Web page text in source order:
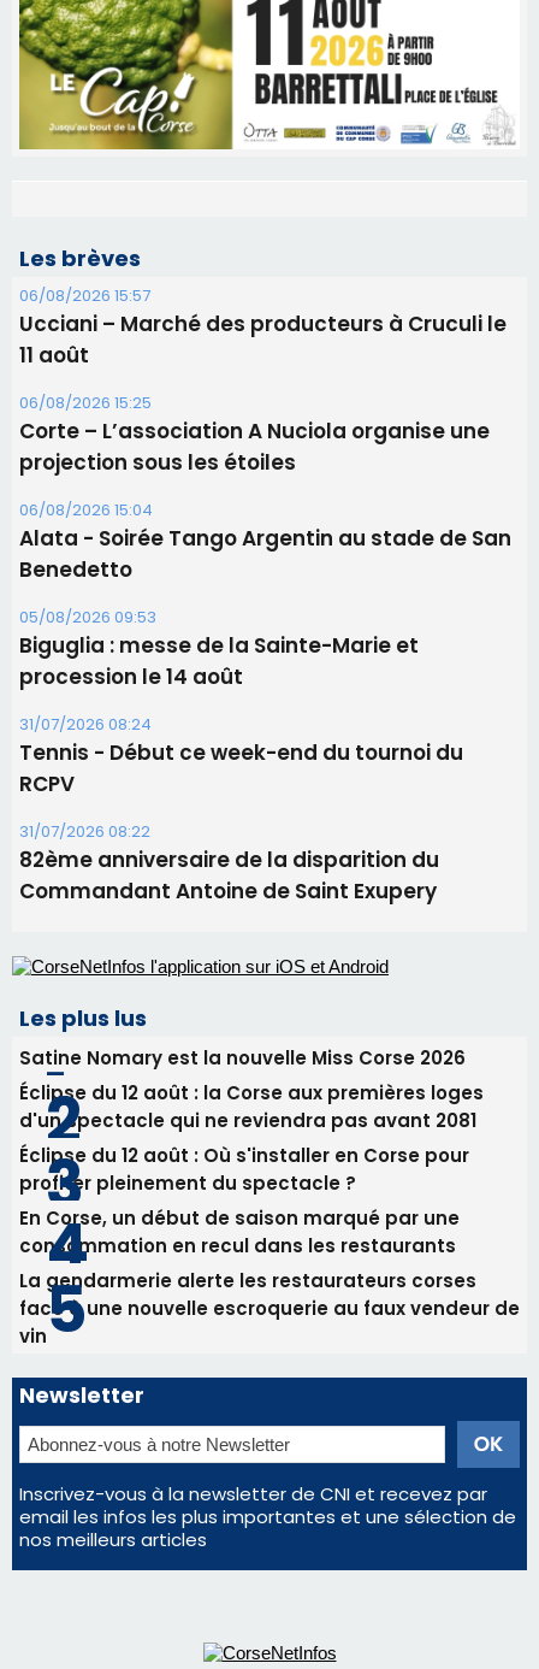
Les brèves
06/08/2026 15:57
Ucciani – Marché des producteurs à Cruculi le
11 août
06/08/2026 15:25
Corte – L’association A Nuciola organise une
projection sous les étoiles
06/08/2026 15:04
Alata - Soirée Tango Argentin au stade de San
Benedetto
05/08/2026 09:53
Biguglia : messe de la Sainte-Marie et
procession le 14 août
Tennis - Début ce week-end du tournoi du
RCPV
31/07/2026 08:22
82ème anniversaire de la disparition du
Commandant Antoine de Saint Exupery
Les plus lus
Satine Nomary est la nouvelle Miss Corse 2026
Éclipse du 12 août : la Corse aux premières loges
d'un spectacle qui ne reviendra pas avant 2081
Éclipse du 12 août : Où s'installer en Corse pour
profiter pleinement du spectacle ?
En Corse, un début de saison marqué par une
consommation en recul dans les restaurants
La gendarmerie alerte les restaurateurs corses
face à une nouvelle escroquerie au faux vendeur de